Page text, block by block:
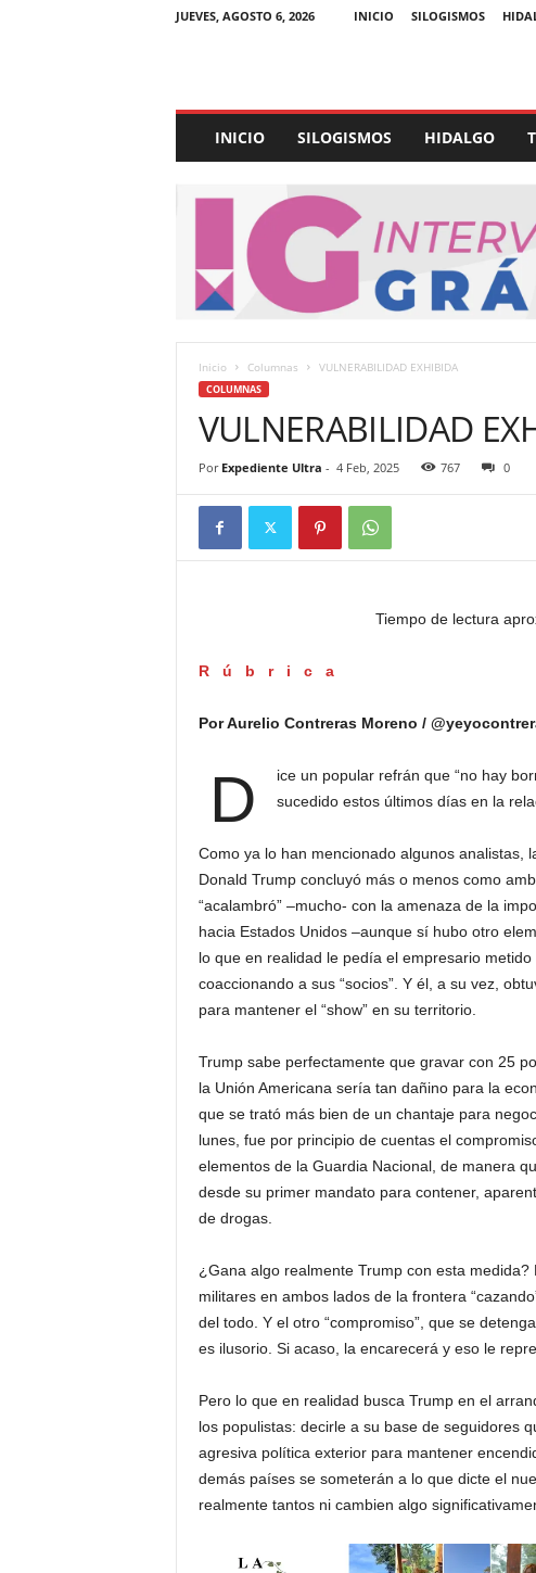
JUEVES, AGOSTO 6, 2026 INICIO SILOGISMOS
p
e
U
INICIO SILOGISMOS HIDALGO
Inicio Columnas VULNERABILIDAD EXHIBIDA
COLUMNAS
VULNERABILIDAD
Por Expediente Ultra - 4 Feb, 2025 767 0
Tiempo de lectura
Rúbrica
Por Aurelio Contreras Moreno /
D
ice un popular refrán que “no hay
sucedido estos últimos días en la
Como ya lo han mencionado algunos analistas,
Donald Trump concluyó más o menos como
“acalambró” –mucho- con la amenaza de la
hacia Estados Unidos –aunque sí hubo otro
lo que en realidad le pedía el empresario
coaccionando a sus “socios”. Y él, a su vez,
para mantener el “show” en su territorio.
Trump sabe perfectamente que gravar con 25
la Unión Americana sería tan dañino para la
que se trató más bien de un chantaje para
lunes, fue por principio de cuentas el
elementos de la Guardia Nacional, de manera
desde su primer mandato para contener,
de drogas.
¿Gana algo realmente Trump con esta
militares en ambos lados de la frontera
del todo. Y el otro “compromiso”, que se
es ilusorio. Si acaso, la encarecerá y eso le
Pero lo que en realidad busca Trump en el
los populistas: decirle a su base de seguidores
agresiva política exterior para mantener
demás países se someterán a lo que dicte el
realmente tantos ni cambien algo